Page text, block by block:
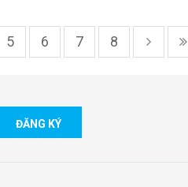
5 6 7 8
ĐĂNG KÝ